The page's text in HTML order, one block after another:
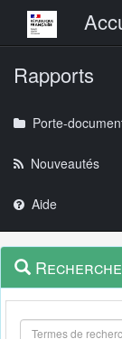
Menu principal
Rapports
Porte-
Nouveautés
Aide
Navigation
outils
Menu
contextuel
Recherche